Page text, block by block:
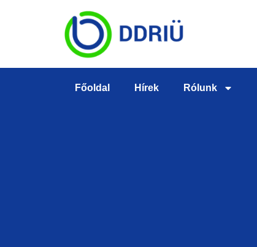
Főoldal Hírek Rólunk